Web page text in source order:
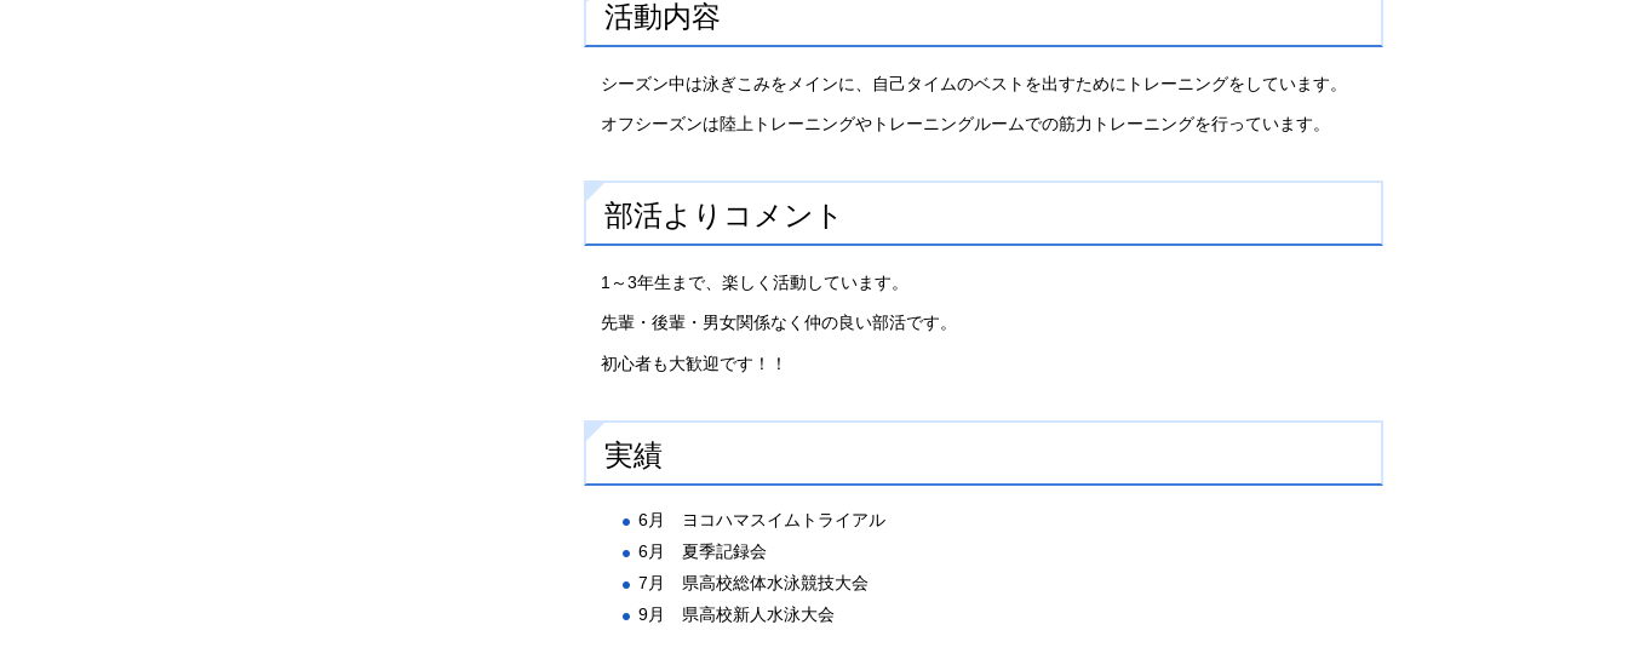
活動内容
シーズン中は泳ぎこみをメインに、自己タイムのベストを出すためにトレーニングをしています。
オフシーズンは陸上トレーニングやトレーニングルームでの筋力トレーニングを行っています。
部活よりコメント
1～3年生まで、楽しく活動しています。
先輩・後輩・男女関係なく仲の良い部活です。
初心者も大歓迎です！！
実績
6月 ヨコハマスイムトライアル
6月 夏季記録会
7月 県高校総体水泳競技大会
9月 県高校新人水泳大会